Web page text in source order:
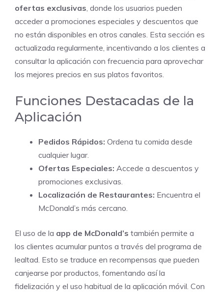
ofertas exclusivas, donde los usuarios pueden
acceder a promociones especiales y descuentos que
no están disponibles en otros canales. Esta sección es
actualizada regularmente, incentivando a los clientes a
consultar la aplicación con frecuencia para aprovechar
los mejores precios en sus platos favoritos.
Funciones Destacadas de la
Aplicación
Pedidos Rápidos: Ordena tu comida desde
cualquier lugar.
Ofertas Especiales: Accede a descuentos y
promociones exclusivas.
Localización de Restaurantes: Encuentra el
McDonald’s más cercano.
El uso de la app de McDonald’s también permite a
los clientes acumular puntos a través del programa de
lealtad. Esto se traduce en recompensas que pueden
canjearse por productos, fomentando así la
fidelización y el uso habitual de la aplicación móvil. Con